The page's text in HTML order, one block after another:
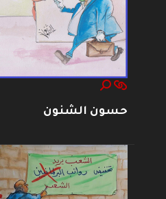
حسون الشنون